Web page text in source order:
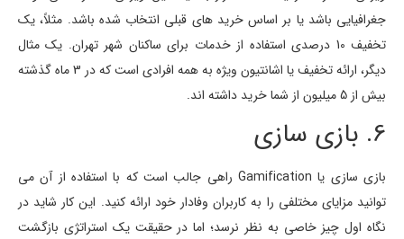
جغرافیایی باشد یا بر اساس خرید های قبلی انتخاب شده باشد. مثلاً، یک
تخفیف 10 درصدی استفاده از خدمات برای ساکنان شهر تهران. یک مثال
دیگر، ارائه تخفیف یا اشانتیون ویژه به همه افرادی است که در 3 ماه گذشته
بیش از 5 میلیون از شما خرید داشته اند.
6. بازی سازی
بازی سازی یا Gamification راهی جالب است که با استفاده از آن می
توانید مزایای مختلفی را به کاربران وفادار خود ارائه کنید. این کار شاید در
نگاه اول چیز خاصی به نظر نرسد؛ اما در حقیقت یک استراتژی بازگشت